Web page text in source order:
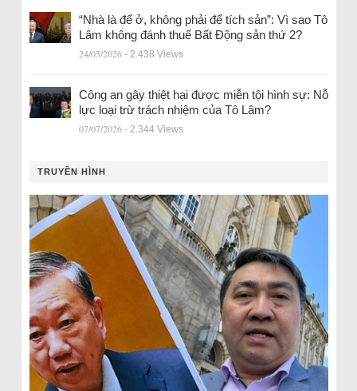
“Nhà là để ở, không phải để tích sản”: Vì sao Tô
Lâm không đánh thuế Bất Động sản thứ 2?
24/05/2026 - 2.438 Views
Công an gây thiệt hại được miễn tội hình sự: Nỗ
lực loại trừ trách nhiệm của Tô Lâm?
07/07/2026 - 2.344 Views
TRUYỀN HÌNH